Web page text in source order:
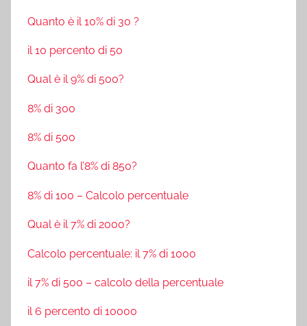
Quanto è il 10% di 30 ?
il 10 percento di 50
Qual è il 9% di 500?
8% di 300
8% di 500
Quanto fa l’8% di 850?
8% di 100 – Calcolo percentuale
Qual è il 7% di 2000?
Calcolo percentuale: il 7% di 1000
il 7% di 500 – calcolo della percentuale
il 6 percento di 10000